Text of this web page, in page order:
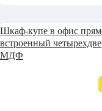
Шкаф-купе в офис
встроенный
МДФ